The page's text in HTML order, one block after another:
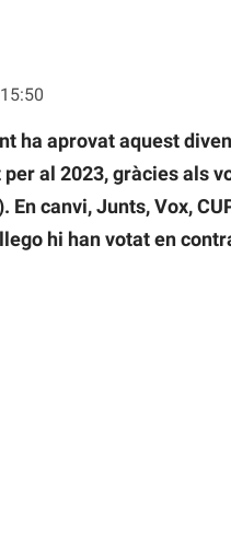
ha aprovat aquest
al 2023, gràcies als
En canvi, Junts, Vox,
hi han votat en